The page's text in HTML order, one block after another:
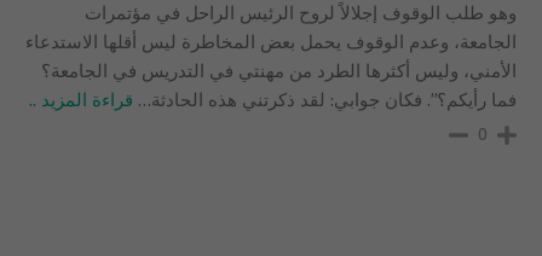
وهو طلب الوقوف إجلالاً لروح الرئيس الراحل في مؤتمرات
الجامعة، وعدم الوقوف يحمل بعض المخاطرة ليس أقلها الاستدعاء
الأمني، وليس أكثرها الطرد من مهنتي في التدريس في الجامعة؟
فما رأيكم؟”. فكان جوابي: لقد ذكرتني هذه الحادثة… قراءة المزيد ..
0